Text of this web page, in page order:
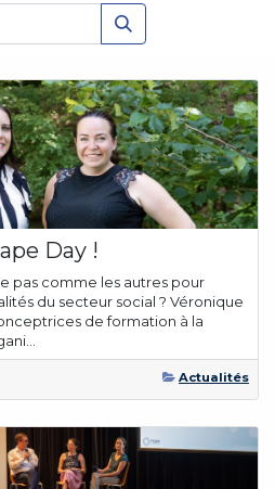
Day !
pas comme les autres pour
du secteur social ? Véronique
de formation à la
Actualités